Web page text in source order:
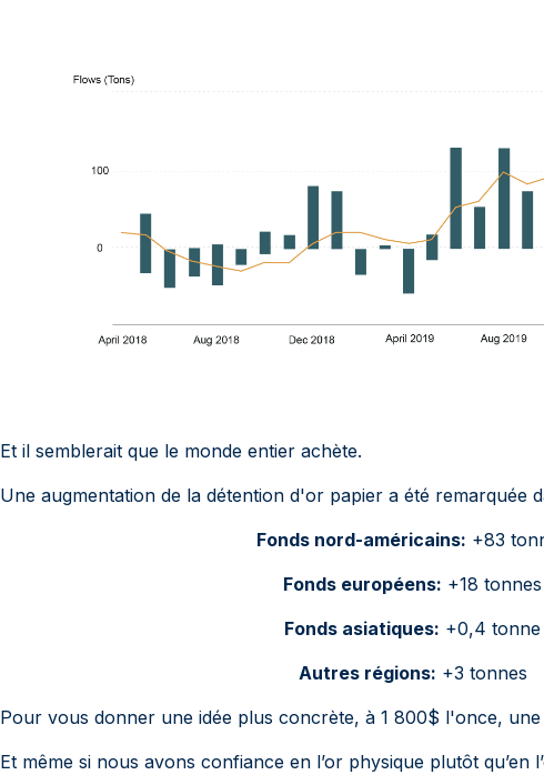
Et il semblerait que le monde entier achète.
Une augmentation de la détention d'or papier a été remarquée
Fonds nord-américains: +83
Fonds européens: +18 tonnes
Fonds asiatiques: +0,4 tonne
Autres régions: +3 tonnes
Pour vous donner une idée plus concrète, à 1 800$ l'once,
Et même si nous avons confiance en l’or physique plutôt qu’en